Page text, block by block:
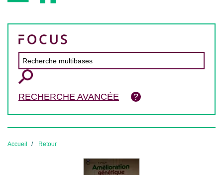
RECHERCHE AVANCÉE
Accueil Retour